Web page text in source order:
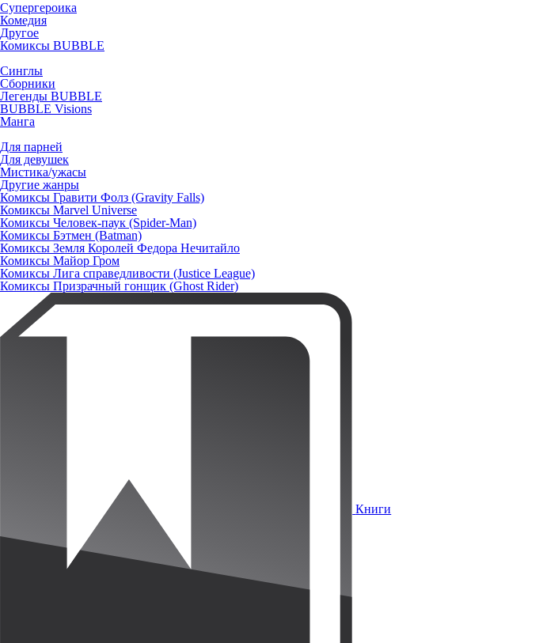
Супергероика
Комедия
Другое
Комиксы BUBBLE
Синглы
Сборники
Легенды BUBBLE
BUBBLE Visions
Манга
Для парней
Для девушек
Мистика/ужасы
Другие жанры
Комиксы Гравити Фолз (Gravity Falls)
Комиксы Marvel Universe
Комиксы Человек-паук (Spider-Man)
Комиксы Бэтмен (Batman)
Комиксы Земля Королей Федора Нечитайло
Комиксы Майор Гром
Комиксы Лига справедливости (Justice League)
Комиксы Призрачный гонщик (Ghost Rider)
Книги